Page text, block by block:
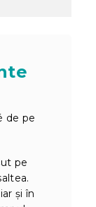
de pe
pe
și în